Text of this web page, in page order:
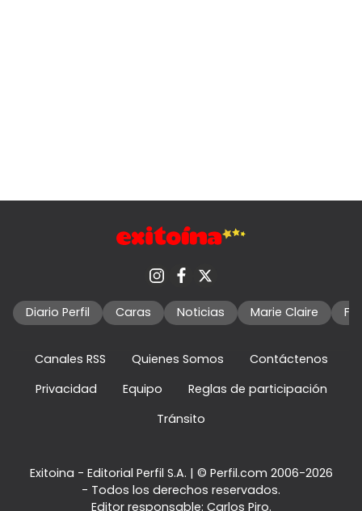
Diario Perfil Caras Noticias Marie Claire
Canales RSS Quienes Somos
Contáctenos
Privacidad
Equipo
Reglas de participación
Tránsito
Exitoina - Editorial Perfil S.A. | © Perfil.com 2006-2026
- Todos los derechos reservados.
Editor responsable: Carlos Piro.